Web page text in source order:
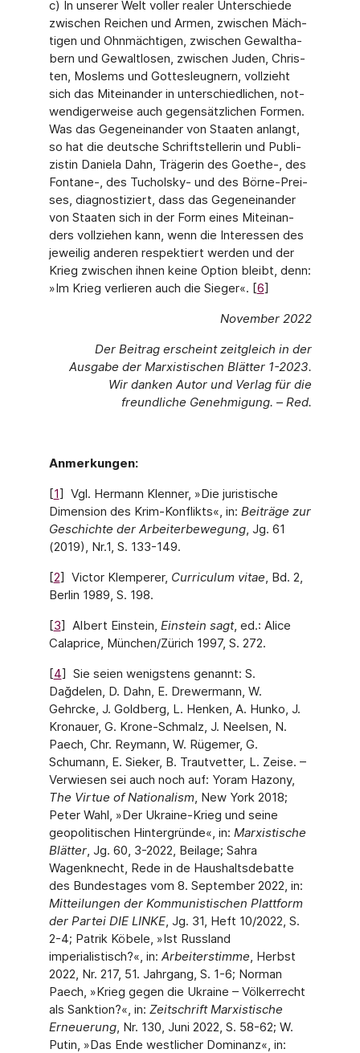
c) In unserer Welt voller realer Unterschiede
zwischen Reichen und Armen, zwischen Mäch­
tigen und Ohnmächtigen, zwischen Gewaltha­
bern und Gewaltlosen, zwischen Juden, Chris­
ten, Moslems und Gottesleugnern, vollzieht
sich das Miteinander in unterschiedlichen, not­
wendigerweise auch gegensätzlichen Formen.
Was das Gegeneinander von Staaten anlangt,
so hat die deutsche Schriftstellerin und Publi­
zistin Daniela Dahn, Trägerin des Goethe-, des
Fontane-, des Tucholsky- und des Börne-Prei­
ses, diagnostiziert, dass das Gegeneinander
von Staaten sich in der Form eines Miteinan­
ders vollziehen kann, wenn die Interessen des
jeweilig anderen respektiert werden und der
Krieg zwischen ihnen keine Option bleibt, denn:
»Im Krieg verlieren auch die Sieger«. [6]
November 2022
Der Beitrag erscheint zeitgleich in der
Ausgabe der Marxistischen Blätter 1-2023.
Wir danken Autor und Verlag für die
freundliche Genehmigung. –Red.
Anmerkungen:
[1] Vgl. Hermann Klenner, »Die juristische
Dimension des Krim-Konflikts«, in: Beiträge zur
Geschichte der Arbeiterbewegung, Jg. 61
(2019), Nr.1, S. 133-149.
[2] Victor Klemperer, Curriculum vitae, Bd. 2,
Berlin 1989, S. 198.
[3] Albert Einstein, Einstein sagt, ed.: Alice
Calaprice, München/Zürich 1997, S. 272.
[4] Sie seien wenigstens genannt: S.
Dağdelen, D. Dahn, E. Drewermann, W.
Gehrcke, J. Goldberg, L. Henken, A. Hunko, J.
Kronauer, G. Krone-Schmalz, J. Neelsen, N.
Paech, Chr. Reymann, W. Rügemer, G.
Schumann, E. Sieker, B. Trautvetter, L. Zeise. –
Verwiesen sei auch noch auf: Yoram Hazony,
The Virtue of Nationalism, New York 2018;
Peter Wahl, »Der Ukraine-Krieg und seine
geopolitischen Hintergründe«, in: Marxistische
Blätter, Jg. 60, 3-2022, Beilage; Sahra
Wagenknecht, Rede in de Haushaltsdebatte
des Bundestages vom 8. September 2022, in:
Mitteilungen der Kommunistischen Plattform
der Partei DIE LINKE, Jg. 31, Heft 10/2022, S.
2-4; Patrik Köbele, »Ist Russland
imperialistisch?«, in: Arbeiterstimme, Herbst
2022, Nr. 217, 51. Jahrgang, S. 1-6; Norman
Paech, »Krieg gegen die Ukraine – Völkerrecht
als Sanktion?«, in: Zeitschrift Marxistische
Erneuerung, Nr. 130, Juni 2022, S. 58-62; W.
Putin, »Das Ende westlicher Dominanz«, in: